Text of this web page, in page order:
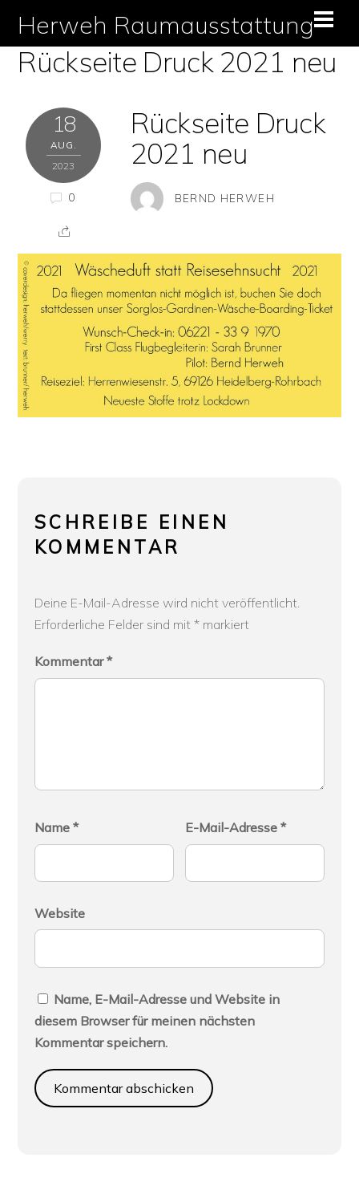
content
Herweh Raumausstattung
Rückseite Druck 2021 neu
18
AUG.
2023
0
Rückseite Druck
2021 neu
BERND HERWEH
SCHREIBE EINEN
KOMMENTAR
Deine E-Mail-Adresse wird nicht veröffentlicht.
Erforderliche Felder sind mit *markiert
Kommentar*
Name * E-Mail-Adresse*
Website
Name, E-Mail-Adresse und Website in
diesem Browser für meinen nächsten
Kommentar speichern.